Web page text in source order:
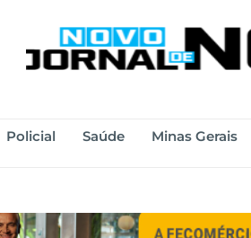
Policial Saúde Minas Gerais